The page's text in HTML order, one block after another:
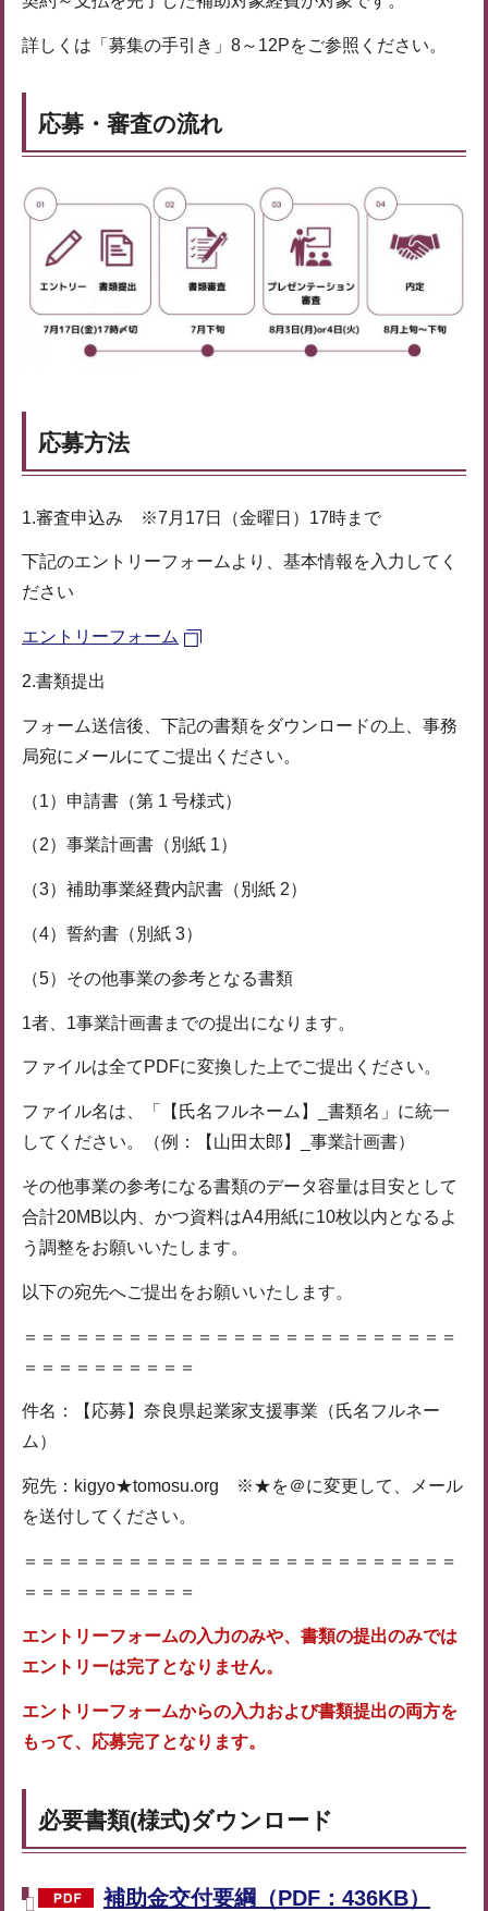
詳しくは「募集の手引き」8～12Pをご参照ください。
応募・審査の流れ
応募方法
1.審査申込み ※7月17日（金曜日）17時まで
下記のエントリーフォームより、基本情報を入力してく
ださい
エントリーフォーム
2.書類提出
フォーム送信後、下記の書類をダウンロードの上、事務
局宛にメールにてご提出ください。
（1）申請書（第 1 号様式）
（2）事業計画書（別紙 1）
（3）補助事業経費内訳書（別紙 2）
（4）誓約書（別紙 3）
（5）その他事業の参考となる書類
1者、1事業計画書までの提出になります。
ファイルは全てPDFに変換した上でご提出ください。
ファイル名は、「【氏名フルネーム】_書類名」に統一
してください。（例：【山田太郎】_事業計画書）
その他事業の参考になる書類のデータ容量は目安として
合計20MB以内、かつ資料はA4用紙に10枚以内となるよ
う調整をお願いいたします。
以下の宛先へご提出をお願いいたします。
＝＝＝＝＝＝＝＝＝＝＝＝＝＝＝＝＝＝＝＝＝＝＝＝＝
＝＝＝＝＝＝＝＝＝＝
件名：【応募】奈良県起業家支援事業（氏名フルネー
ム）
宛先：kigyo★tomosu.org ※★を＠に変更して、メール
を送付してください。
＝＝＝＝＝＝＝＝＝＝＝＝＝＝＝＝＝＝＝＝＝＝＝＝＝
＝＝＝＝＝＝＝＝＝＝
エントリーフォームの入力のみや、書類の提出のみでは
エントリーは完了となりません。
エントリーフォームからの入力および書類提出の両方を
もって、応募完了となります。
必要書類(様式)ダウンロード
補助金交付要綱（PDF：436KB）